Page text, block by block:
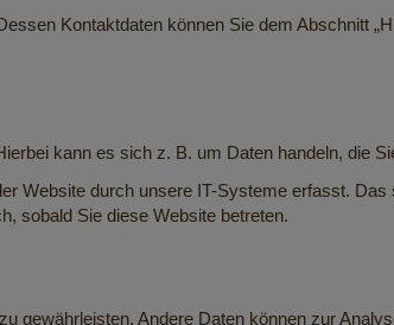
Kontaktdaten können Sie dem Abschnitt
kann es sich z. B. um Daten handeln, die
Website durch unsere IT-Systeme erfasst.
sobald Sie diese Website betreten.
gewährleisten. Andere Daten können zur